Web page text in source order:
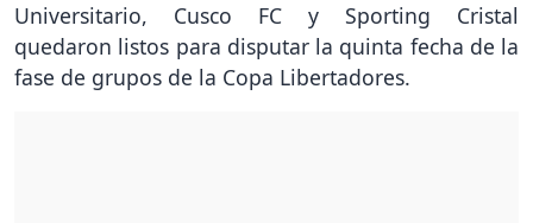
Universitario, Cusco FC y Sporting Cristal
quedaron listos para disputar la quinta fecha de la
fase de grupos de la Copa Libertadores.